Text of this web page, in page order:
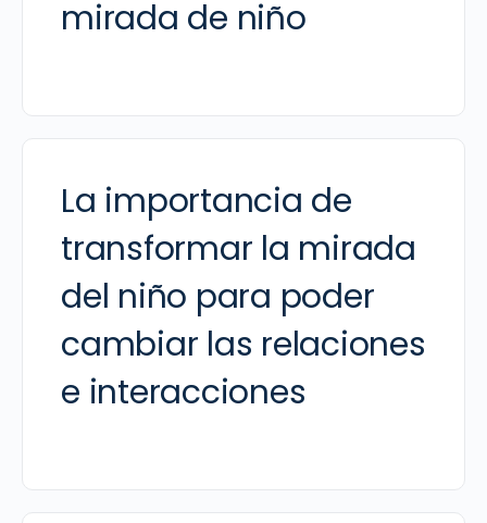
mirada de niño
La importancia de
transformar la mirada
del niño para poder
cambiar las relaciones
e interacciones